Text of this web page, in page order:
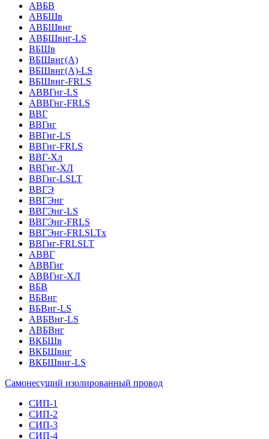
АВБВ
АВБШв
АВБШвнг
АВБШвнг-LS
ВБШв
ВБШвнг(A)
ВБШвнг(А)-LS
ВБШвнг-FRLS
АВВГнг-LS
АВВГнг-FRLS
ВВГ
ВВГнг
ВВГнг-LS
ВВГнг-FRLS
ВВГ-Хл
ВВГнг-ХЛ
ВВГнг-LSLT
ВВГЭ
ВВГЭнг
ВВГЭнг-LS
ВВГЭнг-FRLS
ВВГЭнг-FRLSLTх
ВВГнг-FRLSLT
АВВГ
АВВГнг
АВВГнг-ХЛ
ВБВ
ВБВнг
ВБВнг-LS
АВБВнг-LS
АВБВнг
ВКБШв
ВКБШвнг
ВКБШвнг-LS
Самонесущий изолированный провод
СИП-1
СИП-2
СИП-3
СИП-4